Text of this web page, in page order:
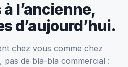
l’ancienne,
d’aujourd’hui.
chez vous comme chez
pas de bla-bla commercial :